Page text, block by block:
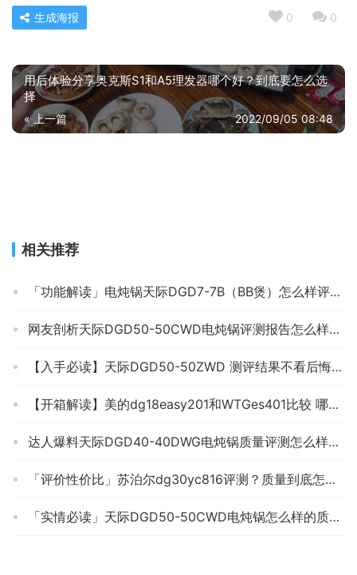
0 0
生成海报
用后体验分享奥克斯S1和A5理发器哪个好？到底要怎么选
择
« 上一篇 2022/09/05 08:48
相关推荐
「功能解读」电炖锅天际DGD7-7B（BB煲）怎么样评测质量值得买吗？
网友剖析天际DGD50-50CWD电炖锅评测报告怎么样？质量不靠谱？
【入手必读】天际DGD50-50ZWD 测评结果不看后悔，电炖锅图文爆料质量怎么样？小白必看！
【开箱解读】美的dg18easy201和WTGes401比较 哪款好？评测结果不看后悔
达人爆料天际DGD40-40DWG电炖锅质量评测怎么样好不好用？
「评价性价比」苏泊尔dg30yc816评测？质量到底怎么样好不好
「实情必读」天际DGD50-50CWD电炖锅怎么样的质量，评测为什么这样？